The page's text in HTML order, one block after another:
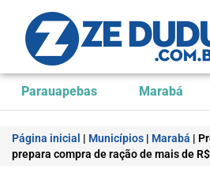
Parauapebas Marabá
Página inicial | Municípios | Marabá |
prepara compra de ração de mais de